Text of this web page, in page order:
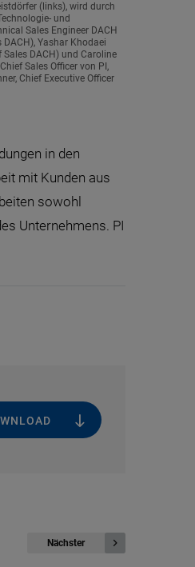
(links), wird durch
und
Sales Engineer DACH
DACH), Yashar Khodaei
DACH) und Caroline
Sales Officer von PI,
Chief Executive Officer
in den
mit Kunden aus
sowohl
Unternehmens. PI
Nächster